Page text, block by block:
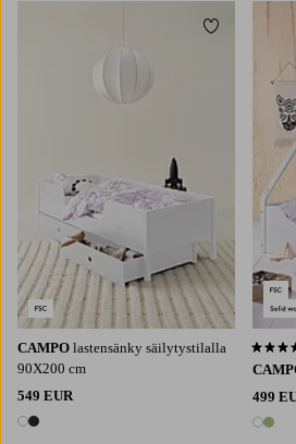
CAMPO lastensänky säilytystilalla
90X200 cm
549 EUR
2 värejä
Lisää
499
2 värejä
4,7